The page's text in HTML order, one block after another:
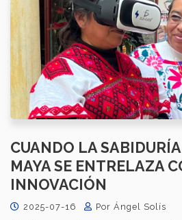
CUANDO LA
MAYA SE ENTRELAZA
INNOVACIÓN
2025-07-16 Por Ángel Solís